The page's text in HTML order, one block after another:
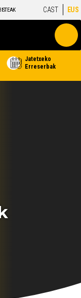
CAST EUS
Jatetxeko
Erreserbak